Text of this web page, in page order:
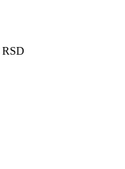
RSD